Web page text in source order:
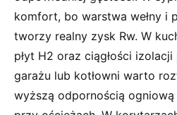
komfort, bo warstwa wełny i
tworzy realny zysk Rw. W
płyt H2 oraz ciągłości
garażu lub kotłowni warto
wyższą odpornością